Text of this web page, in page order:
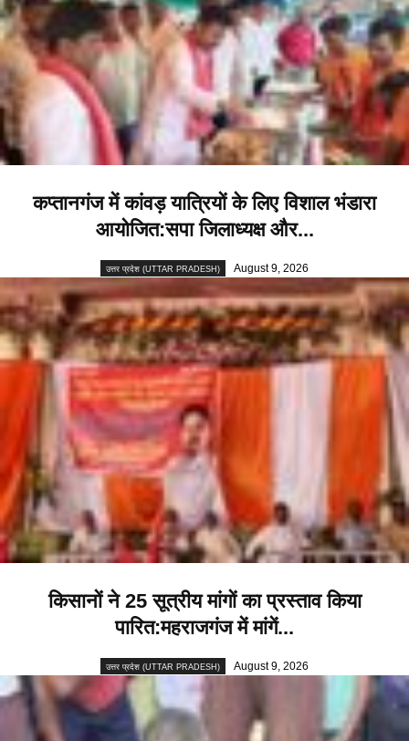
कप्तानगंज में कांवड़ यात्रियों के लिए विशाल भंडारा
आयोजित:सपा जिलाध्यक्ष और...
उत्तर प्रदेश (UTTAR PRADESH) August 9, 2026
किसानों ने 25 सूत्रीय मांगों का प्रस्ताव किया
पारित:महराजगंज में मांगें...
उत्तर प्रदेश (UTTAR PRADESH) August 9, 2026